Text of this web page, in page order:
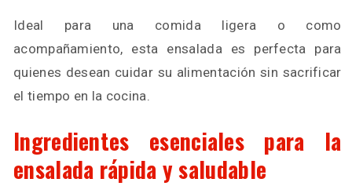
Ideal para una comida ligera o como
acompañamiento, esta ensalada es perfecta para
quienes desean cuidar su alimentación sin sacrificar
el tiempo en la cocina.
Ingredientes esenciales para la
ensalada rápida y saludable